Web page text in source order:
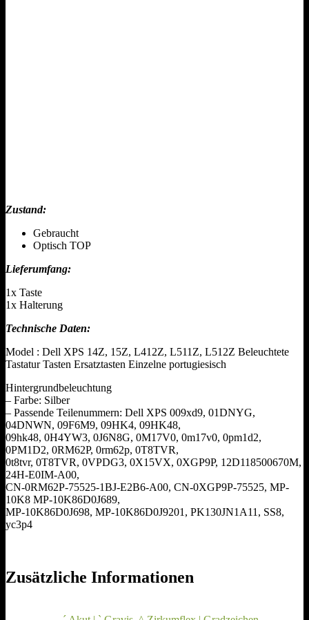
Zustand:
Gebraucht
Optisch TOP
Lieferumfang:
1x Taste
1x Halterung
Technische Daten:
Model : Dell XPS 14Z, 15Z, L412Z, L511Z, L512Z Beleuchtete
Tastatur Tasten Ersatztasten Einzelne portugiesisch
Hintergrundbeleuchtung
– Farbe: Silber
– Passende Teilenummern: Dell XPS 009xd9, 01DNYG,
04DNWN, 09F6M9, 09HK4, 09HK48,
09hk48, 0H4YW3, 0J6N8G, 0M17V0, 0m17v0, 0pm1d2,
0PM1D2, 0RM62P, 0rm62p, 0T8TVR,
0t8tvr, 0T8TVR, 0VPDG3, 0X15VX, 0XGP9P, 12D118500670M,
24H-E0IM-A00,
CN-0RM62P-75525-1BJ-E2B6-A00, CN-0XGP9P-75525, MP-
10K8 MP-10K86D0J689,
MP-10K86D0J698, MP-10K86D0J9201, PK130JN1A11, SS8,
yc3p4
Zusätzliche Informationen